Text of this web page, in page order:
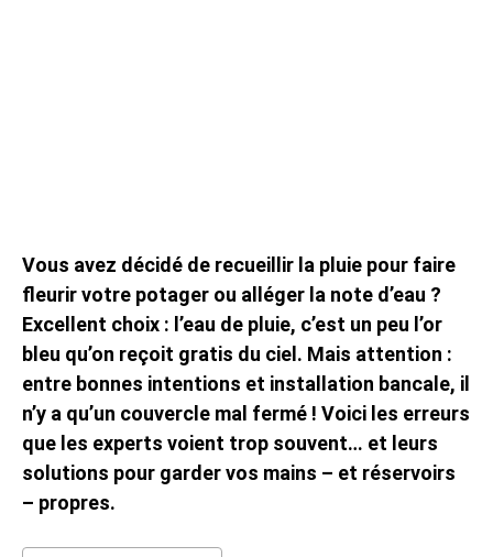
Vous avez décidé de recueillir la pluie pour faire
fleurir votre potager ou alléger la note d’eau ?
Excellent choix : l’eau de pluie, c’est un peu l’or
bleu qu’on reçoit gratis du ciel. Mais attention :
entre bonnes intentions et installation bancale, il
n’y a qu’un couvercle mal fermé ! Voici les erreurs
que les experts voient trop souvent… et leurs
solutions pour garder vos mains – et réservoirs
– propres.